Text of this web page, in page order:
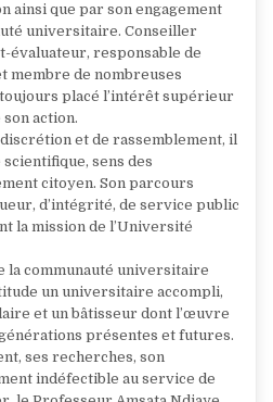
ainsi que par son engagement
universitaire. Conseiller
évaluateur, responsable de
membre de nombreuses
placé l’intérêt supérieur
action.
et de rassemblement, il
sens des
citoyen. Son parcours
d’intégrité, de service public
la mission de l’Université
la communauté universitaire
un universitaire accompli,
et un bâtisseur dont l’œuvre
présentes et futures.
ses recherches, son
indéfectible au service de